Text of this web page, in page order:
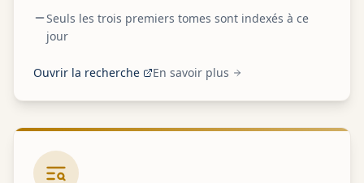
Seuls les trois premiers tomes sont indexés à ce
jour
Ouvrir la recherche En savoir plus